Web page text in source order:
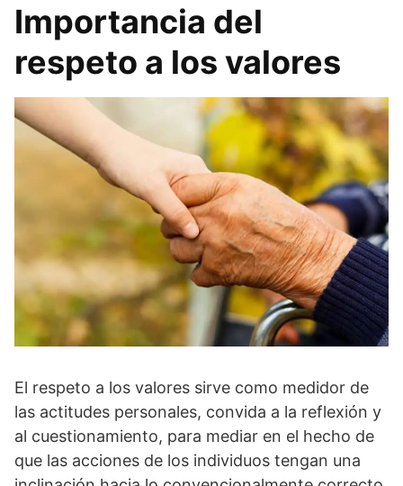
Importancia del
respeto a los valores
El respeto a los valores sirve como medidor de
las actitudes personales, convida a la reflexión y
al cuestionamiento, para mediar en el hecho de
que las acciones de los individuos tengan una